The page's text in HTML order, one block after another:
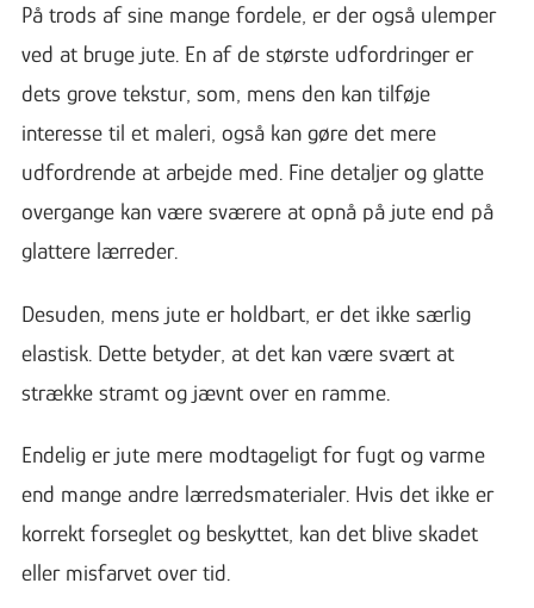
På trods af sine mange fordele, er der også ulemper
ved at bruge jute. En af de største udfordringer er
dets grove tekstur, som, mens den kan tilføje
interesse til et maleri, også kan gøre det mere
udfordrende at arbejde med. Fine detaljer og glatte
overgange kan være sværere at opnå på jute end på
glattere lærreder.
Desuden, mens jute er holdbart, er det ikke særlig
elastisk. Dette betyder, at det kan være svært at
strække stramt og jævnt over en ramme.
Endelig er jute mere modtageligt for fugt og varme
end mange andre lærredsmaterialer. Hvis det ikke er
korrekt forseglet og beskyttet, kan det blive skadet
eller misfarvet over tid.